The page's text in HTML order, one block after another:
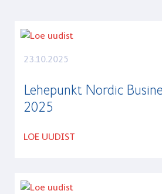
23.10.2025
Lehepunkt Nordic
2025
LOE UUDIST